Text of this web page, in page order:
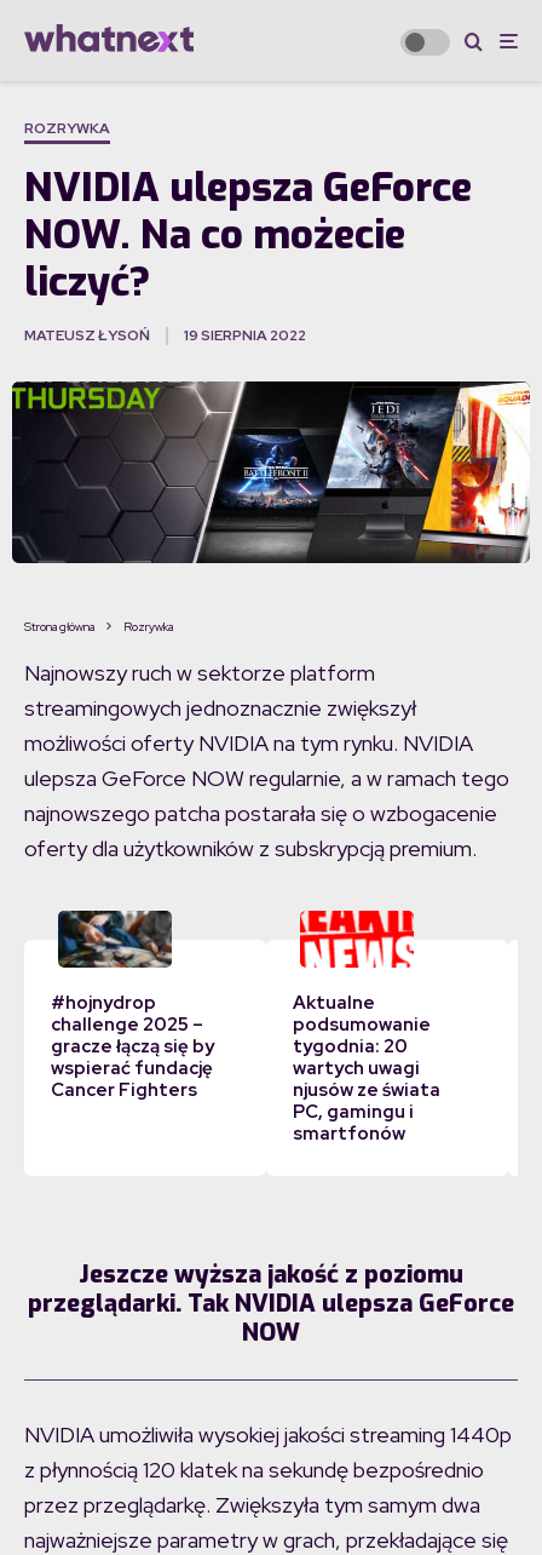
ROZRYWKA
NVIDIA ulepsza GeForce
NOW. Na co możecie
liczyć?
MATEUSZ ŁYSOŃ 19 SIERPNIA 2022
Strona główna Rozrywka
Najnowszy ruch w sektorze platform
streamingowych jednoznacznie zwiększył
możliwości oferty NVIDIA na tym rynku. NVIDIA
ulepsza GeForce NOW regularnie, a w ramach tego
najnowszego patcha postarała się o wzbogacenie
oferty dla użytkowników z subskrypcją premium.
#hojnydrop
challenge 2025 –
gracze łączą się by
wspierać fundację
Cancer Fighters
Aktualne
podsumowanie
tygodnia: 20
wartych uwagi
njusów ze świata
PC, gamingu i
smartfonów
Jeszcze wyższa jakość z poziomu
przeglądarki. Tak NVIDIA ulepsza GeForce
NOW
NVIDIA umożliwiła wysokiej jakości streaming 1440p
z płynnością 120 klatek na sekundę bezpośrednio
przez przeglądarkę. Zwiększyła tym samym dwa
najważniejsze parametry w grach, przekładające się